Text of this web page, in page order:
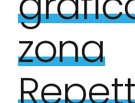
zona